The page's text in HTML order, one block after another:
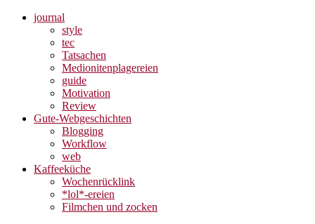
journal
style
tec
Tatsachen
Medionitenplagereien
guide
Motivation
Review
Gute-Webgeschichten
Blogging
Workflow
web
Kaffeeküche
Wochenrücklink
*lol*-ereien
Filmchen und zocken